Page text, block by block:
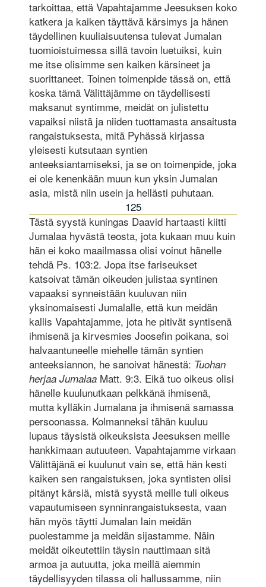
tarkoittaa, että Vapahtajamme Jeesuksen koko
katkera ja kaiken täyttävä kärsimys ja hänen
täydellinen kuuliaisuutensa tulevat Jumalan
tuomioistuimessa sillä tavoin luetuiksi, kuin
me itse olisimme sen kaiken kärsineet ja
suorittaneet. Toinen toimenpide tässä on, että
koska tämä Välittäjämme on täydellisesti
maksanut syntimme, meidät on julistettu
vapaiksi niistä ja niiden tuottamasta ansaitusta
rangaistuksesta, mitä Pyhässä kirjassa
yleisesti kutsutaan syntien
anteeksiantamiseksi, ja se on toimenpide, joka
ei ole kenenkään muun kun yksin Jumalan
asia, mistä niin usein ja hellästi puhutaan.
125
Tästä syystä kuningas Daavid hartaasti kiitti
Jumalaa hyvästä teosta, jota kukaan muu kuin
hän ei koko maailmassa olisi voinut hänelle
tehdä Ps. 103:2. Jopa itse fariseukset
katsoivat tämän oikeuden julistaa syntinen
vapaaksi synneistään kuuluvan niin
yksinomaisesti Jumalalle, että kun meidän
kallis Vapahtajamme, jota he pitivät syntisenä
ihmisenä ja kirvesmies Joosefin poikana, soi
halvaantuneelle miehelle tämän syntien
anteeksiannon, he sanoivat hänestä: Tuohan
herjaa Jumalaa Matt. 9:3. Eikä tuo oikeus olisi
hänelle kuulunutkaan pelkkänä ihmisenä,
mutta kylläkin Jumalana ja ihmisenä samassa
persoonassa. Kolmanneksi tähän kuuluu
lupaus täysistä oikeuksista Jeesuksen meille
hankkimaan autuuteen. Vapahtajamme virkaan
Välittäjänä ei kuulunut vain se, että hän kesti
kaiken sen rangaistuksen, joka syntisten olisi
pitänyt kärsiä, mistä syystä meille tuli oikeus
vapautumiseen synninrangaistuksesta, vaan
hän myös täytti Jumalan lain meidän
puolestamme ja meidän sijastamme. Näin
meidät oikeutettiin täysin nauttimaan sitä
armoa ja autuutta, joka meillä aiemmin
täydellisyyden tilassa oli hallussamme, niin